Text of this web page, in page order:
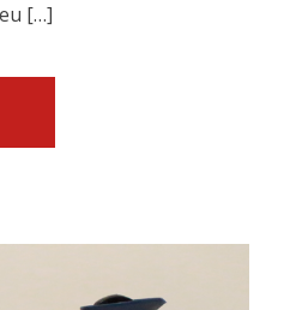
[…]